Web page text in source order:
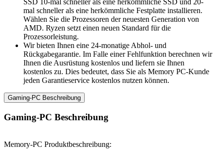
SSD 10-mal schneller als eine herkömmliche SSD und 20-
mal schneller als eine herkömmliche Festplatte installieren.
Wählen Sie die Prozessoren der neuesten Generation von
AMD. Ryzen setzt einen neuen Standard für die
Prozessorleistung.
Wir bieten Ihnen eine 24-monatige Abhol- und
Rückgabegarantie. Im Falle einer Fehlfunktion berechnen wir
Ihnen die Ausrüstung kostenlos und liefern sie Ihnen
kostenlos zu. Dies bedeutet, dass Sie als Memory PC-Kunde
jeden Garantieservice kostenlos nutzen können.
Gaming-PC Beschreibung
Gaming-PC Beschreibung
Memory-PC Produktbeschreibung: